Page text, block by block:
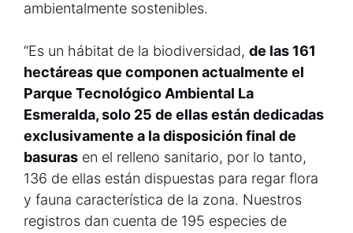
ambientalmente sostenibles.
“Es un hábitat de la biodiversidad, de las 161
hectáreas que componen actualmente el
Parque Tecnológico Ambiental La
Esmeralda, solo 25 de ellas están dedicadas
exclusivamente a la disposición final de
basuras en el relleno sanitario, por lo tanto,
136 de ellas están dispuestas para regar flora
y fauna característica de la zona. Nuestros
registros dan cuenta de 195 especies de